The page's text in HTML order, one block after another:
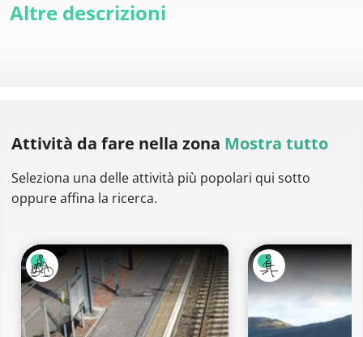
Altre descrizioni
Attività da fare nella zona Mostra tutto
Seleziona una delle attività più popolari qui sotto
oppure affina la ricerca.